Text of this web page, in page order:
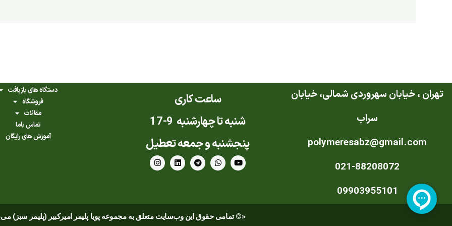
تهران ، خیابان سهروردی شمالی، خیابان
سراب
polymeresabz@gmail.com
021-88208072
09903955101
ساعت کاری
شنبه تا چهارشنبه 9-17
پنجشنبه و جمعه تعطیل
Y
o
u
e
W
h
a
p
T
e
l
a
m
L
i
n
i
I
n
s
r
m
دستگاه های بازیافت
فروشگاه
مقالات
تماس باما
آموزش های رایگان
«© تمامی حقوق این وب‌سایت متعلق به مجموعه پویا پلیمر امیرکبیر (پلیمر سبز)